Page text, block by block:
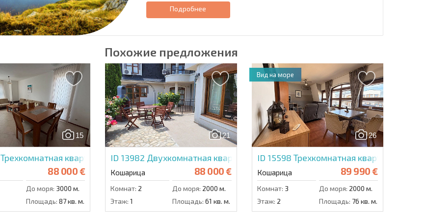
Подробнее
Похожие предложения
15
Трехкомнатная квартира в Бей Вью Виллас
88 000 €
До моря: 3000 м.
Площадь: 87 кв. м.
21
ID 13982 Двухкомнатная квартира в Несебр Вью
Кошарица 88 000 €
Комнат: 2 До моря: 2000 м.
Этаж: 1 Площадь: 61 кв. м.
26
ID 15598 Трехкомнатная квартира в
Кошарица 89 990 €
Комнат: 3 До моря: 2000 м.
Этаж: 2 Площадь: 76 кв. м.
Вид на море